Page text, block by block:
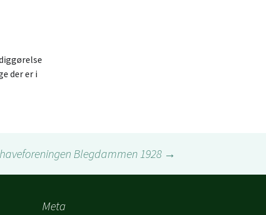
der er i
Blegdammen 1928 →
Meta